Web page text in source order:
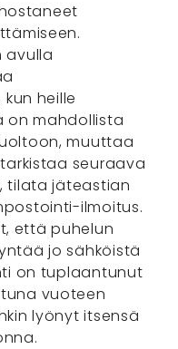
avulla
heille
on mahdollista
muuttaa
seuraava
tilata jäteastian
ilmoitus.
että puhelun
jo sähköistä
on tuplaantunut
vuoteen
lyönyt itsensä